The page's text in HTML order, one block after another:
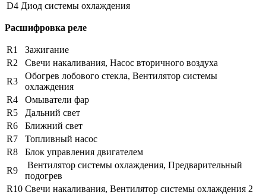
D4 Диод системы охлаждения
Расшифровка реле
R1
Зажигание
R2
Свечи накаливания, Насос вторичного воздуха
R3
Обогрев лобового стекла, Вентилятор системы
охлаждения
R4
Омыватели фар
R5
Дальний свет
R6
Ближний свет
R7
Топливный насос
R8
Блок управления двигателем
R9
Вентилятор системы охлаждения, Предварительный
подогрев
R10 Свечи накаливания, Вентилятор системы охлаждения 2